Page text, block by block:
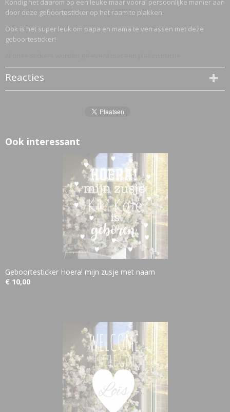
Kondig het daarom op een leuke maar vooral persoonlijke manier aan
door deze geboortesticker op het raam te plakken.
Ook is het super leuk om papa en mama te verrassen met deze
geboortesticker!
Reacties
Ook interessant
Geboortesticker Hoera! mijn zusje met naam
€ 10,00